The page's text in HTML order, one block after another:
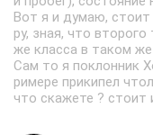
Вот я и думаю, стоит
ру, зная, что
же класса в таком
Сам то я поклонник
римере прикипел
что скажете ? стоит